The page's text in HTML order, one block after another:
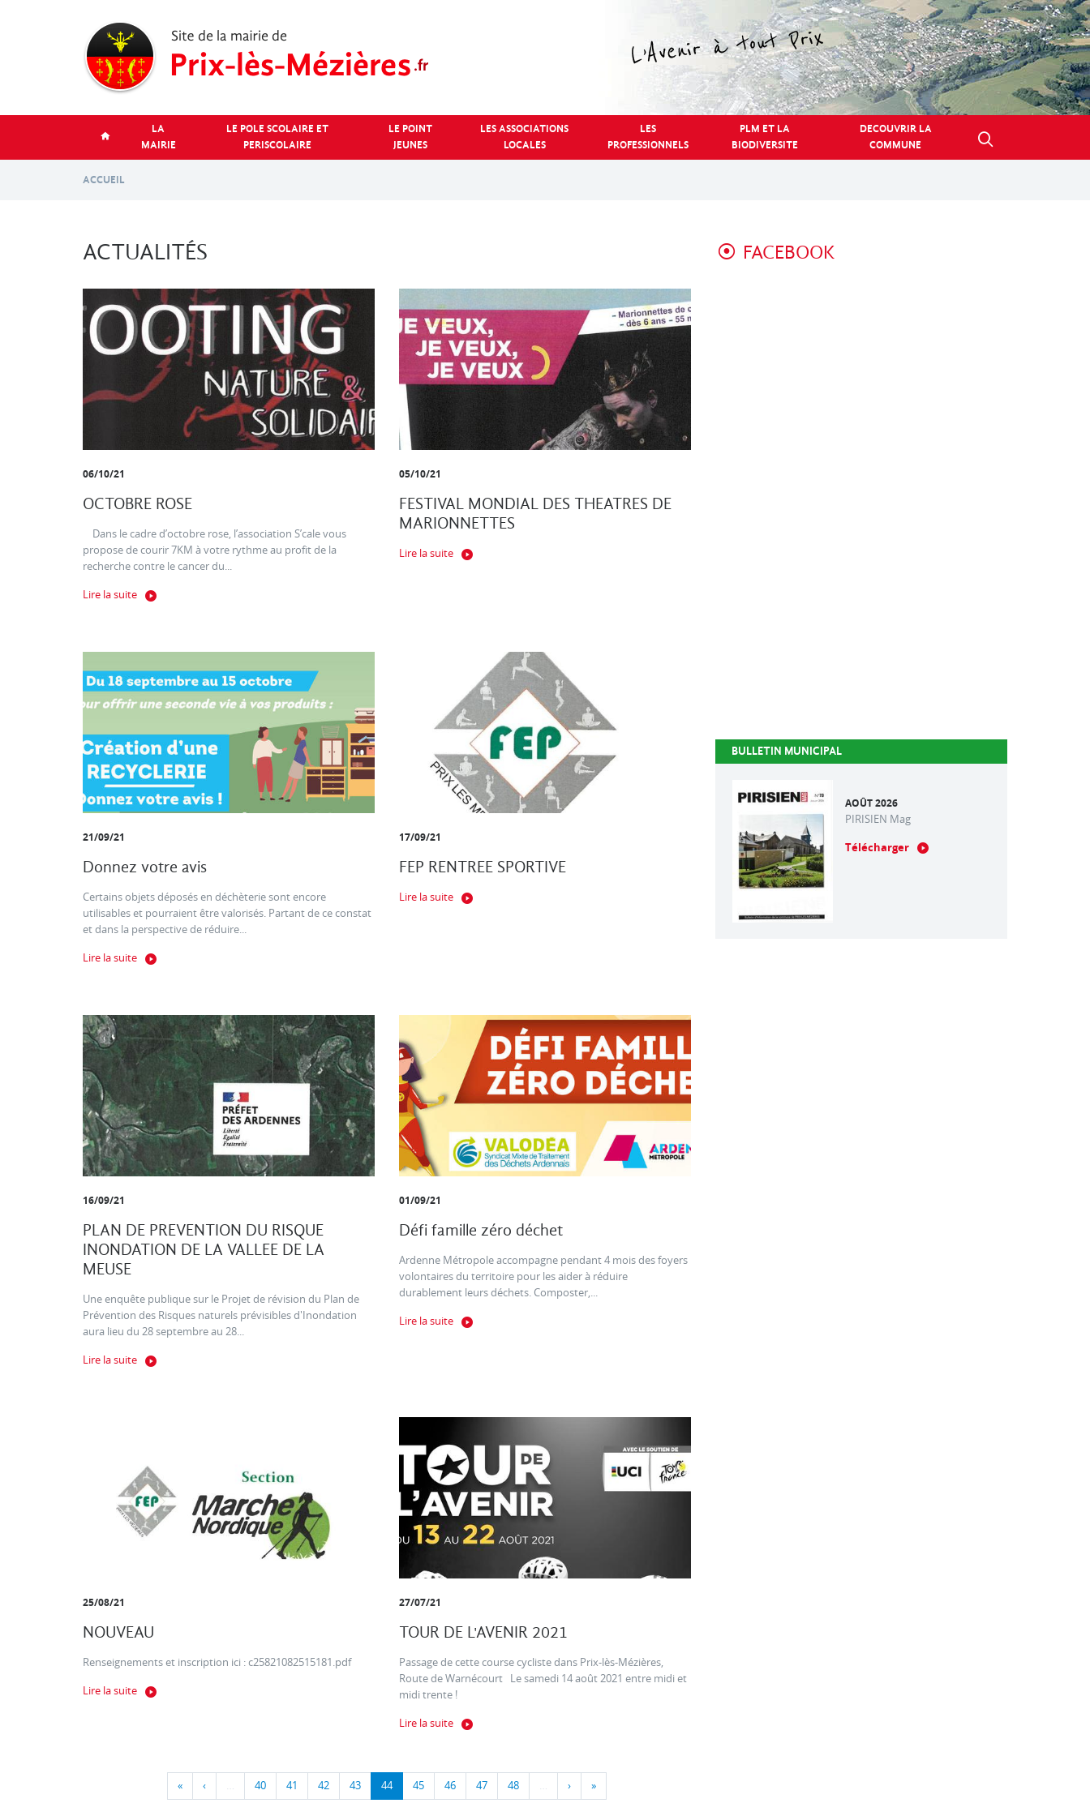
LA
MAIRIE
LE POLE SCOLAIRE ET
PERISCOLAIRE
LE POINT
JEUNES
LES ASSOCIATIONS
LOCALES
LES
PROFESSIONNELS
PLM ET LA
BIODIVERSITE
DECOUVRIR LA
COMMUNE
ACCUEIL
ACTUALITÉS
06/10/21
OCTOBRE ROSE
Dans le cadre d’octobre rose, l’association S’cale vous
propose de courir 7KM à votre rythme au profit de la
recherche contre le cancer du...
Lire la suite
05/10/21
FESTIVAL MONDIAL DES THEATRES DE
MARIONNETTES
Lire la suite
21/09/21
Donnez votre avis
Certains objets déposés en déchèterie sont encore
utilisables et pourraient être valorisés. Partant de ce constat
et dans la perspective de réduire...
Lire la suite
17/09/21
FEP RENTREE SPORTIVE
Lire la suite
16/09/21
PLAN DE PREVENTION DU RISQUE
INONDATION DE LA VALLEE DE LA
MEUSE
Une enquête publique sur le Projet de révision du Plan de
Prévention des Risques naturels prévisibles d'Inondation
aura lieu du 28 septembre au 28...
Lire la suite
01/09/21
Défi famille zéro déchet
Ardenne Métropole accompagne pendant 4 mois des foyers
volontaires du territoire pour les aider à réduire
durablement leurs déchets. Composter,...
Lire la suite
25/08/21
NOUVEAU
Renseignements et inscription ici : c25821082515181.pdf
Lire la suite
27/07/21
TOUR DE L'AVENIR 2021
Passage de cette course cycliste dans Prix-lès-Mézières,
Route de Warnécourt Le samedi 14 août 2021 entre midi et
midi trente !
Lire la suite
« ‹ … 40 41 42 43 44 45 46 47 48 … › »
FACEBOOK
BULLETIN MUNICIPAL
AOÛT 2026
PIRISIEN Mag
Télécharger